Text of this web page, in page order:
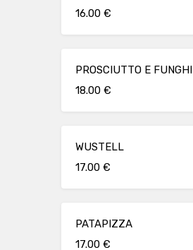
16.00 €
PROSCIUTTO E FUNGHI
18.00 €
WUSTELL
17.00 €
PATAPIZZA
17.00 €